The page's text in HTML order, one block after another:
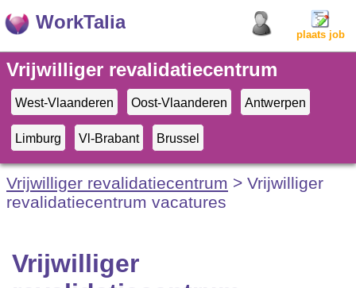
WorkTalia
plaats job
Vrijwilliger revalidatiecentrum
vacatures
West-Vlaanderen Oost-Vlaanderen Antwerpen
Limburg Vl-Brabant Brussel
Vrijwilliger revalidatiecentrum > Vrijwilliger
revalidatiecentrum vacatures
Vrijwilliger